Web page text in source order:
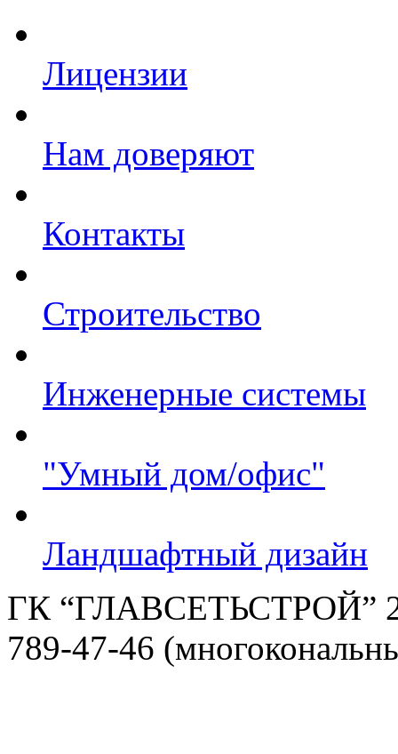
Лицензии
Нам доверяют
Контакты
Строительство
Инженерные системы
"Умный дом/офис"
Ландшафтный дизайн
ГК “ГЛАВСЕТЬСТРОЙ”
789-47-46